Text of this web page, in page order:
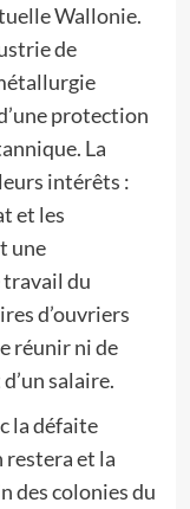
Wallonie.
de
protection
La
intérêts :
et les
une
du
d’ouvriers
réunir ni de
salaire.
la défaite
restera et la
des colonies du